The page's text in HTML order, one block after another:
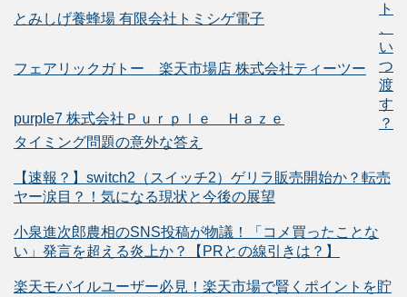
とみしげ養蜂場 有限会社トミシゲ電子
フェアリックガトー 楽天市場店 株式会社ティーツー
purple7 株式会社Ｐｕｒｐｌｅ Ｈａｚｅ
ト
い
つ
渡
す
？
タイミング問題の意外な答え
【速報？】switch2（スイッチ2）ゲリラ販売開始か？転売
ヤー涙目？！気になる現状と今後の展望
小泉進次郎農相のSNS投稿が物議！「コメ買ったことな
い」発言を超える炎上か？【PRとの線引きは？】
楽天モバイルユーザー必見！楽天市場で賢くポイントを貯